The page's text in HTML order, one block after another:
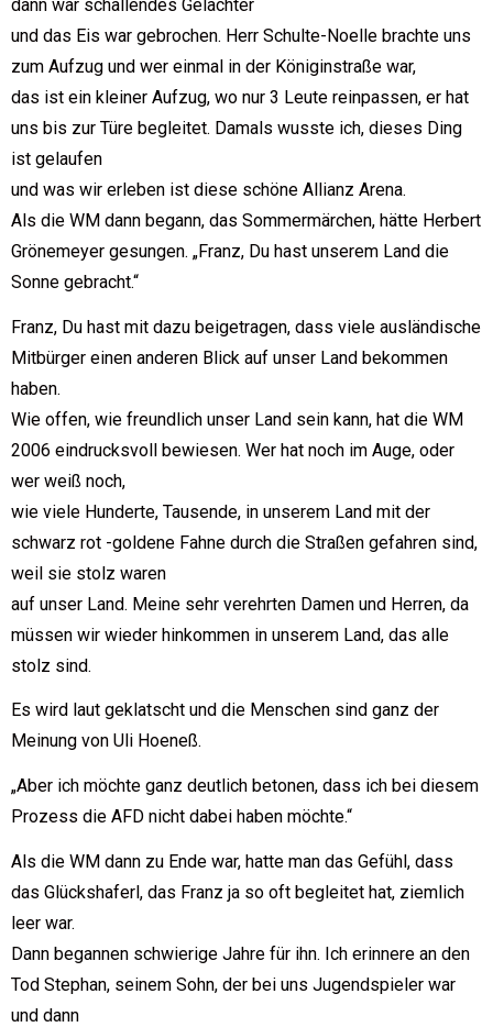
dann war schallendes Gelächter
und das Eis war gebrochen. Herr Schulte-Noelle brachte uns
zum Aufzug und wer einmal in der Königinstraße war,
das ist ein kleiner Aufzug, wo nur 3 Leute reinpassen, er hat
uns bis zur Türe begleitet. Damals wusste ich, dieses Ding
ist gelaufen
und was wir erleben ist diese schöne Allianz Arena.
Als die WM dann begann, das Sommermärchen, hätte Herbert
Grönemeyer gesungen. „Franz, Du hast unserem Land die
Sonne gebracht.“
Franz, Du hast mit dazu beigetragen, dass viele ausländische
Mitbürger einen anderen Blick auf unser Land bekommen
haben.
Wie offen, wie freundlich unser Land sein kann, hat die WM
2006 eindrucksvoll bewiesen. Wer hat noch im Auge, oder
wer weiß noch,
wie viele Hunderte, Tausende, in unserem Land mit der
schwarz rot -goldene Fahne durch die Straßen gefahren sind,
weil sie stolz waren
auf unser Land. Meine sehr verehrten Damen und Herren, da
müssen wir wieder hinkommen in unserem Land, das alle
stolz sind.
Es wird laut geklatscht und die Menschen sind ganz der
Meinung von Uli Hoeneß.
„Aber ich möchte ganz deutlich betonen, dass ich bei diesem
Prozess die AFD nicht dabei haben möchte.“
Als die WM dann zu Ende war, hatte man das Gefühl, dass
das Glückshaferl, das Franz ja so oft begleitet hat, ziemlich
leer war.
Dann begannen schwierige Jahre für ihn. Ich erinnere an den
Tod Stephan, seinem Sohn, der bei uns Jugendspieler war
und dann